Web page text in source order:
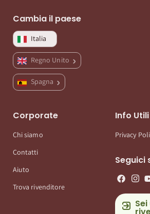
Cambia il paese
Italia
Regno Unito
Spagna
Corporate
Chi siamo
Contatti
Aiuto
Trova rivenditore
Info Utili
Privacy
Seguici